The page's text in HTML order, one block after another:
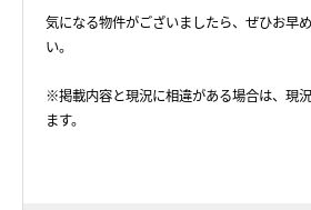
気になる物件がございましたら、ぜひお早
い。
※掲載内容と現況に相違がある場合は、現
ます。